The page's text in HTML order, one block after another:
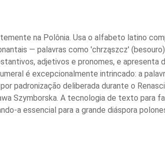
na Polônia. Usa o alfabeto latino
— palavras como 'chrząszcz'
adjetivos e pronomes, e apresenta
é excepcionalmente intrincado: a
padronização deliberada durante o
Szymborska. A tecnologia de texto para
a essencial para a grande diáspora